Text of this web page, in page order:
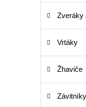
Zveráky
Vrtáky
Žhaviče
Závitníky